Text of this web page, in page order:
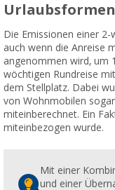
Die Emissionen einer
auch wenn die Anreise
angenommen wird, um
wöchtigen Rundreise
dem Stellplatz. Dabei
von Wohnmobilen
miteinberechnet. Ein
miteinbezogen wurde.
Mit einer
und einer